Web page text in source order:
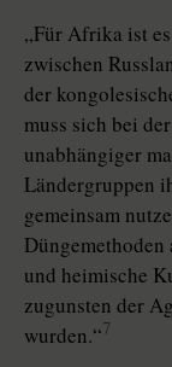
„Für Afrika ist
zwischen
der
muss sich bei
unabhängiger
Ländergruppen
gemeinsam
Düngemethoden
und heimische
zugunsten der
wurden.“7